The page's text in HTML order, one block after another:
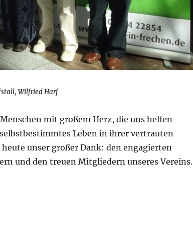
Wilfried Harf
mit großem Herz, die uns helfen
Leben in ihrer vertrauten
unser großer Dank: den engagierten
und den treuen Mitgliedern unseres Vereins.